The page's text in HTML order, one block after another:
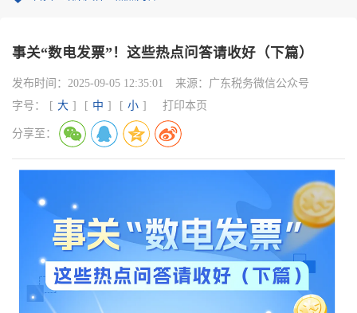
事关“数电发票”！这些热点问答请收好（下篇）
发布时间： 2025-09-05 12:35:01 来源： 广东税务微信公众号
字号：
[ 大 ] [ 中 ] [ 小 ] 打印本页
分享至：